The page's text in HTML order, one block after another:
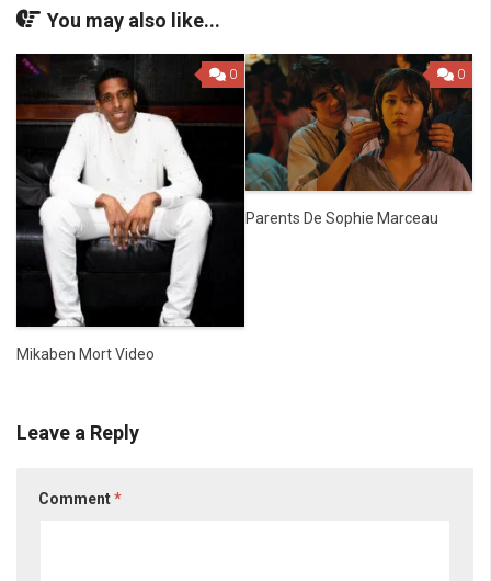
You may also like...
0
Mikaben Mort Video
0
Parents De Sophie Marceau
Leave a Reply
Comment*